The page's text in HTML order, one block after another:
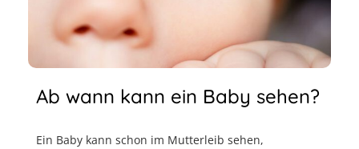
Ab wann kann ein Baby sehen?
Ein Baby kann schon im Mutterleib sehen,